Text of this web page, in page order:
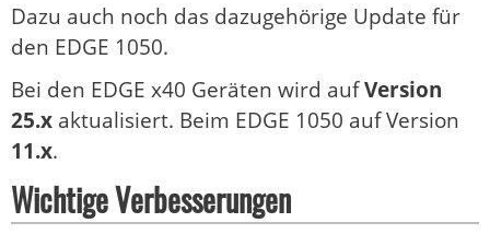
Dazu auch noch das dazugehörige Update für
den EDGE 1050.
Bei den EDGE x40 Geräten wird aufVersion
25.x aktualisiert. Beim EDGE 1050 auf Version
11.x.
Wichtige Verbesserungen